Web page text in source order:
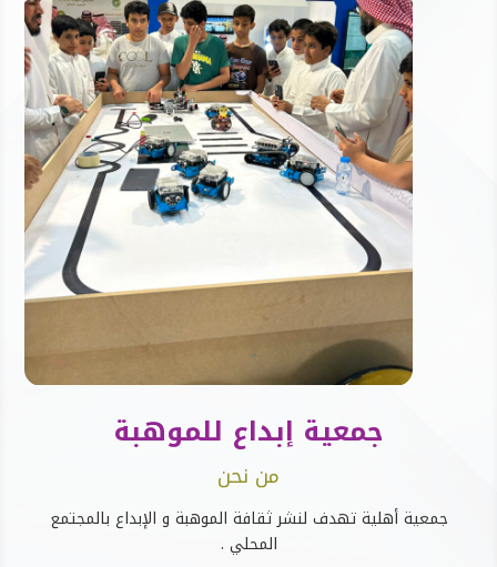
جمعية إبداع للموهبة
من نحن
جمعية أهلية تهدف لنشر ثقافة الموهبة و الإبداع بالمجتمع
المحلي .